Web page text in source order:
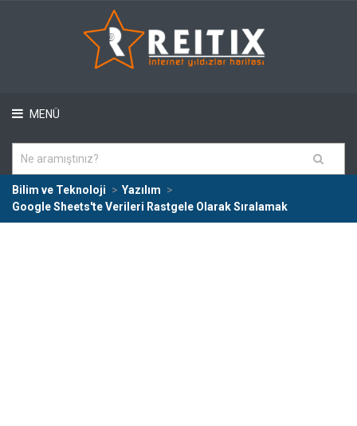
MENÜ
Bilim ve Teknoloji
Yazılım
Google Sheets'te Verileri Rastgele Olarak Sıralamak